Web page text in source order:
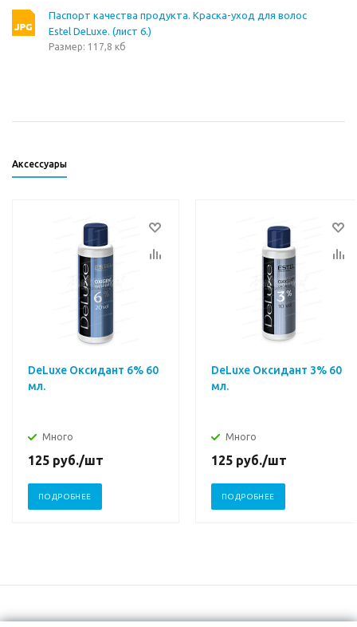
Паспорт качества продукта. Краска-уход для волос
Estel DeLuxe. (лист 6.)
Размер: 117,8 кб
Аксессуары
DeLuxe Оксидант 6% 60
мл.
Много
125 руб./шт
ПОДРОБНЕЕ
DeLuxe Оксидант 3% 60
мл.
Много
125 руб./шт
ПОДРОБНЕЕ